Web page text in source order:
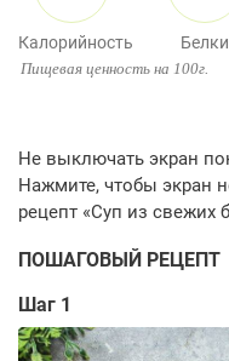
Калорийность Белки
Пищевая ценность на 100г.
ПОШАГОВЫЙ РЕЦЕПТ
Шаг 1